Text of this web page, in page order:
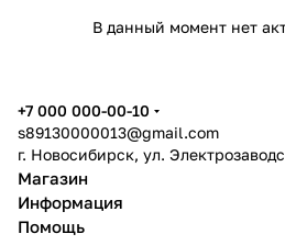
В данный момент нет
+7 000 000-00-10
s89130000013@gmail.com
г. Новосибирск, ул.
Магазин
Информация
Помощь